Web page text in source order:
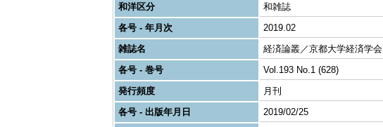
和洋区分
和雑誌
各号 - 年月次
2019.02
雑誌名
経済論叢／京都大学経済学会
各号 - 巻号
Vol.193 No.1 (628)
発行頻度
月刊
各号 - 出版年月日
2019/02/25